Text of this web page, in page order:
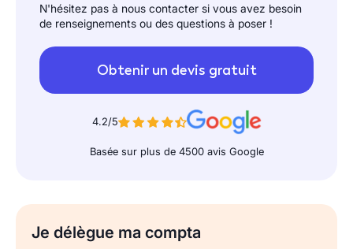
N'hésitez pas à nous contacter si vous avez besoin
de renseignements ou des questions à poser !
Obtenir un devis gratuit
4.2/5
Basée sur plus de 4500 avis Google
Je délègue ma compta